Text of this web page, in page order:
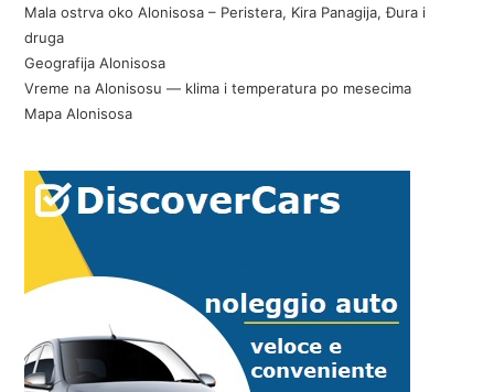
Mala ostrva oko Alonisosa – Peristera, Kira Panagija, Đura i
druga
Geografija Alonisosa
Vreme na Alonisosu — klima i temperatura po mesecima
Mapa Alonisosa